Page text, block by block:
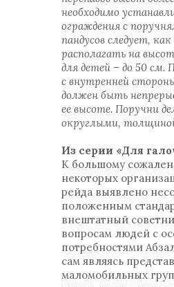
необходимо
ограждения с
пандусов следует,
располагать на
для детей – до 50 см.
с внутренней
должен быть
ее высоте. Поручни
округлыми,
Из серии «Для
К большому
некоторых
рейда выявлено
положенным
внештатный
вопросам людей с
потребностями
сам являясь
маломобильных